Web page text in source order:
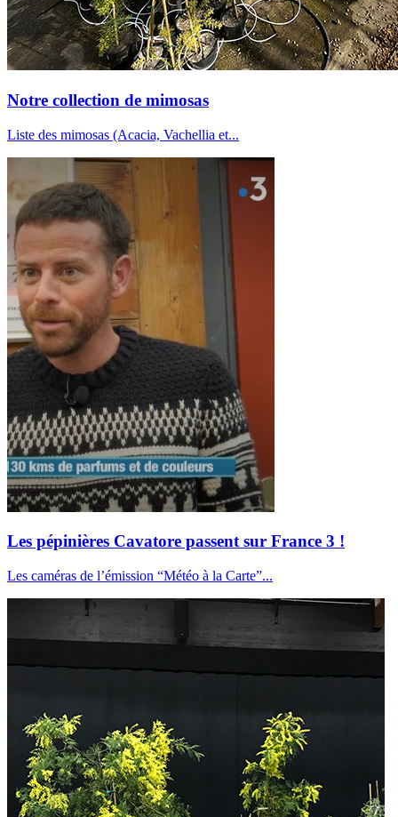
Notre collection de mimosas
Liste des mimosas (Acacia, Vachellia et...
Les pépinières Cavatore passent sur France 3 !
Les caméras de l’émission “Météo à la Carte”...